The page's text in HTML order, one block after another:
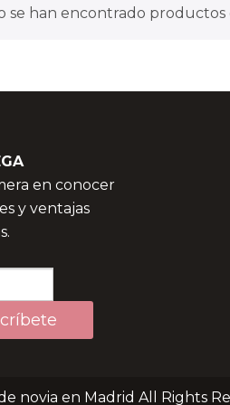
se han encontrado
en conocer
y ventajas
novia en Madrid All Rights